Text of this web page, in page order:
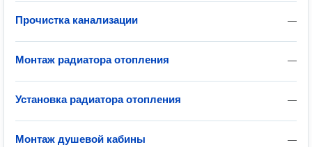
—
Прочистка канализации
—
Монтаж радиатора отопления
—
Установка радиатора отопления
—
Монтаж душевой кабины